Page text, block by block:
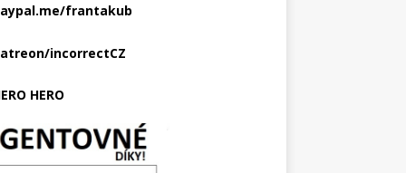
frantakub
incorrectCZ
HERO